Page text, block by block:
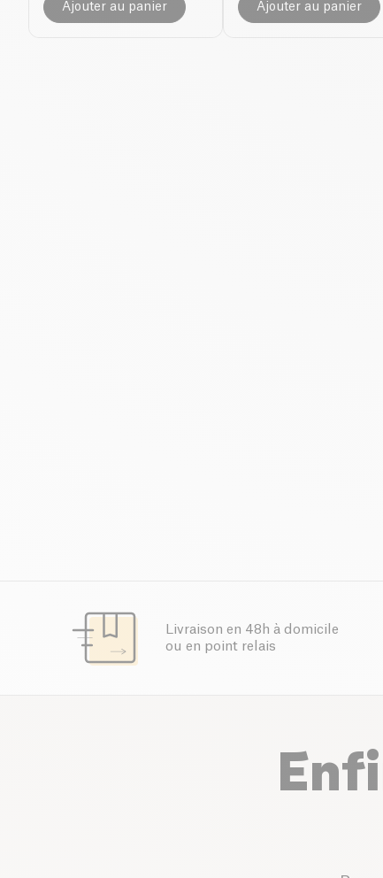
Ajouter au panier Ajouter au panier
Livraison en 48h à domicile
ou en point relais